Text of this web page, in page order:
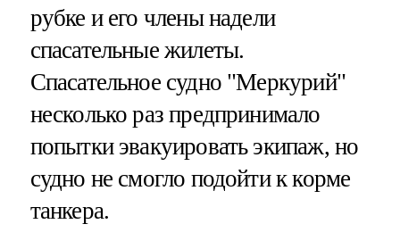
рубке и его члены надели
спасательные жилеты.
Спасательное судно "Меркурий"
несколько раз предпринимало
попытки эвакуировать экипаж, но
судно не смогло подойти к корме
танкера.